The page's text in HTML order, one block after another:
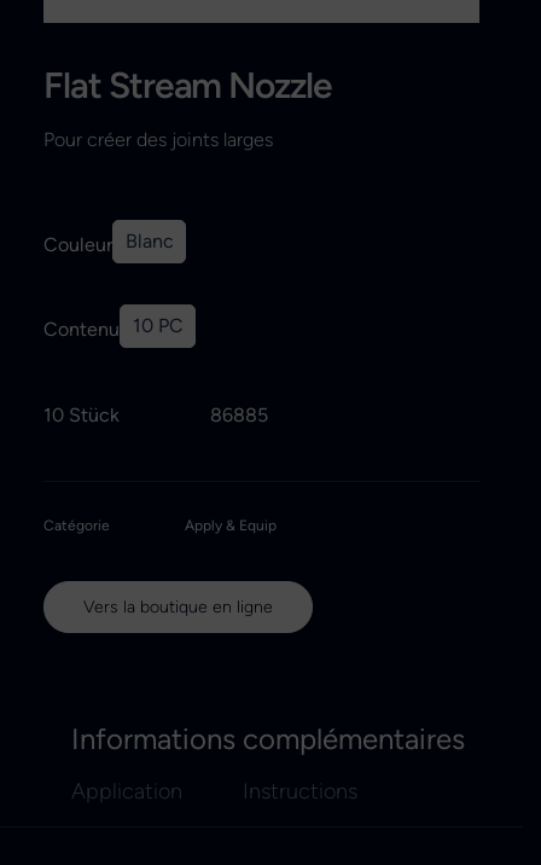
Flat Stream Nozzle
Pour créer des joints larges
Couleur Blanc
Contenu 10 PC
10 Stück 86885
Catégorie Apply & Equip
Vers la boutique en ligne
Informations complémentaires
Application Instructions